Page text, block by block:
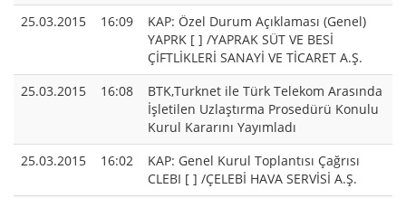
25.03.2015
16:09
KAP: Özel Durum Açıklaması (Genel)
YAPRK [ ] /YAPRAK SÜT VE BESİ
ÇİFTLİKLERİ SANAYİ VE TİCARET A.Ş.
25.03.2015
16:08
BTK,Turknet ile Türk Telekom Arasında
İşletilen Uzlaştırma Prosedürü Konulu
Kurul Kararını Yayımladı
25.03.2015
16:02
KAP: Genel Kurul Toplantısı Çağrısı
CLEBI [ ] /ÇELEBİ HAVA SERVİSİ A.Ş.